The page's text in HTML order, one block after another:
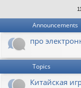
Announcements
про
Topics
Китайская